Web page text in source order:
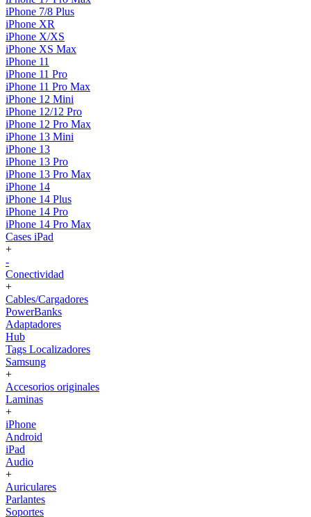
iPhone 7/8 Plus
iPhone XR
iPhone X/XS
iPhone XS Max
iPhone 11
iPhone 11 Pro
iPhone 11 Pro Max
iPhone 12 Mini
iPhone 12/12 Pro
iPhone 12 Pro Max
iPhone 13 Mini
iPhone 13
iPhone 13 Pro
iPhone 13 Pro Max
iPhone 14
iPhone 14 Plus
iPhone 14 Pro
iPhone 14 Pro Max
Cases iPad
+
-
Conectividad
+
Cables/Cargadores
PowerBanks
Adaptadores
Hub
Tags Localizadores
Samsung
+
Accesorios originales
Laminas
+
iPhone
Android
iPad
Audio
+
Auriculares
Parlantes
Soportes